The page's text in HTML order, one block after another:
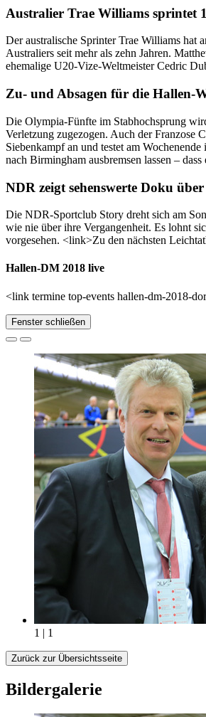
Australier Trae Williams sprintet
Der australische Sprinter Trae Williams hat
Australiers seit mehr als zehn Jahren.
ehemalige U20-Vize-Weltmeister Cedric
Zu- und Absagen für die Hallen-
Die Olympia-Fünfte im Stabhochsprung
Verletzung zugezogen. Auch der Franzose
Siebenkampf an und testet am
nach Birmingham ausbremsen lassen –
NDR zeigt sehenswerte Doku
Die NDR-Sportclub Story dreht sich am
wie nie über ihre Vergangenheit. Es lohnt
vorgesehen. <link>Zu den nächsten
Hallen-DM 2018 live
<link termine top-events hallen-dm-2018-
Fenster schließen
1 | 1
Zurück zur Übersichtsseite
Bildergalerie